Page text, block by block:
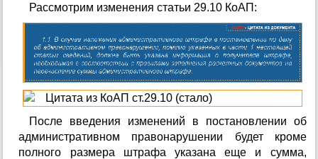
Рассмотрим изменения статьи 29.10 КоАП:
После введения изменений в постановлении об
административном правонарушении будет кроме
полного размера штрафа указана еще и сумма,